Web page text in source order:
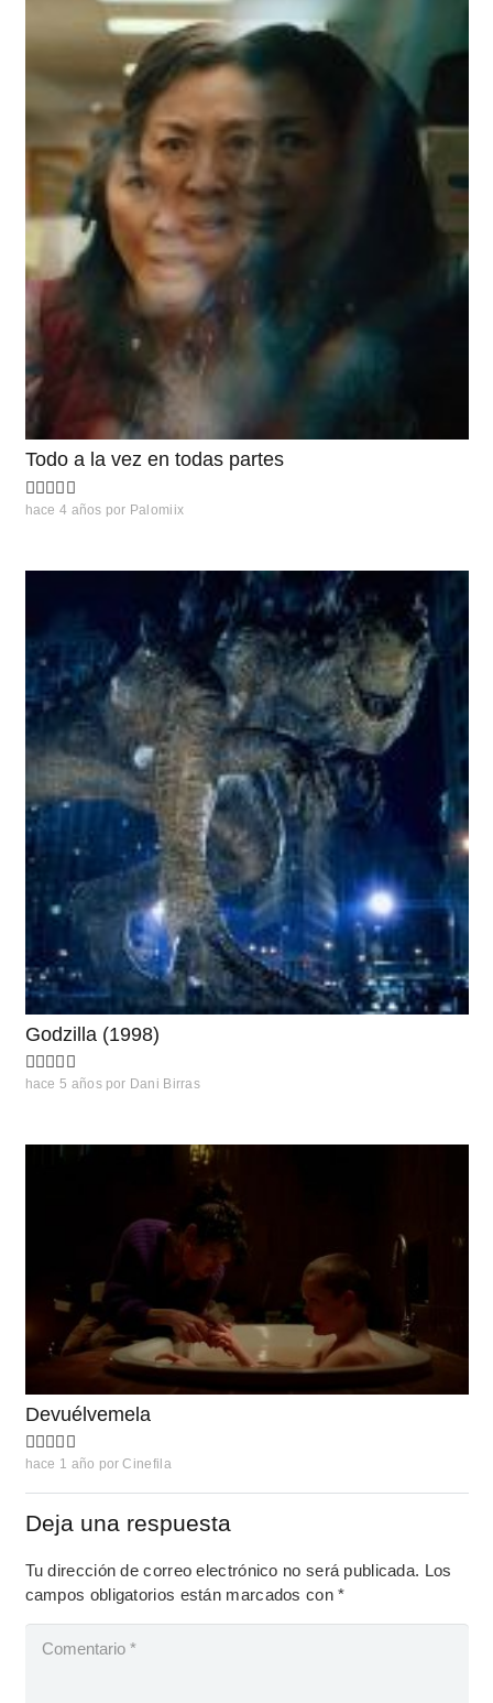
Todo a la vez en todas partes
hace 4 años por Palomiix
Godzilla (1998)
hace 5 años por Dani Birras
Devuélvemela
hace 1 año por Cinefila
Deja una respuesta
Tu dirección de correo electrónico no será publicada. Los
campos obligatorios están marcados con*